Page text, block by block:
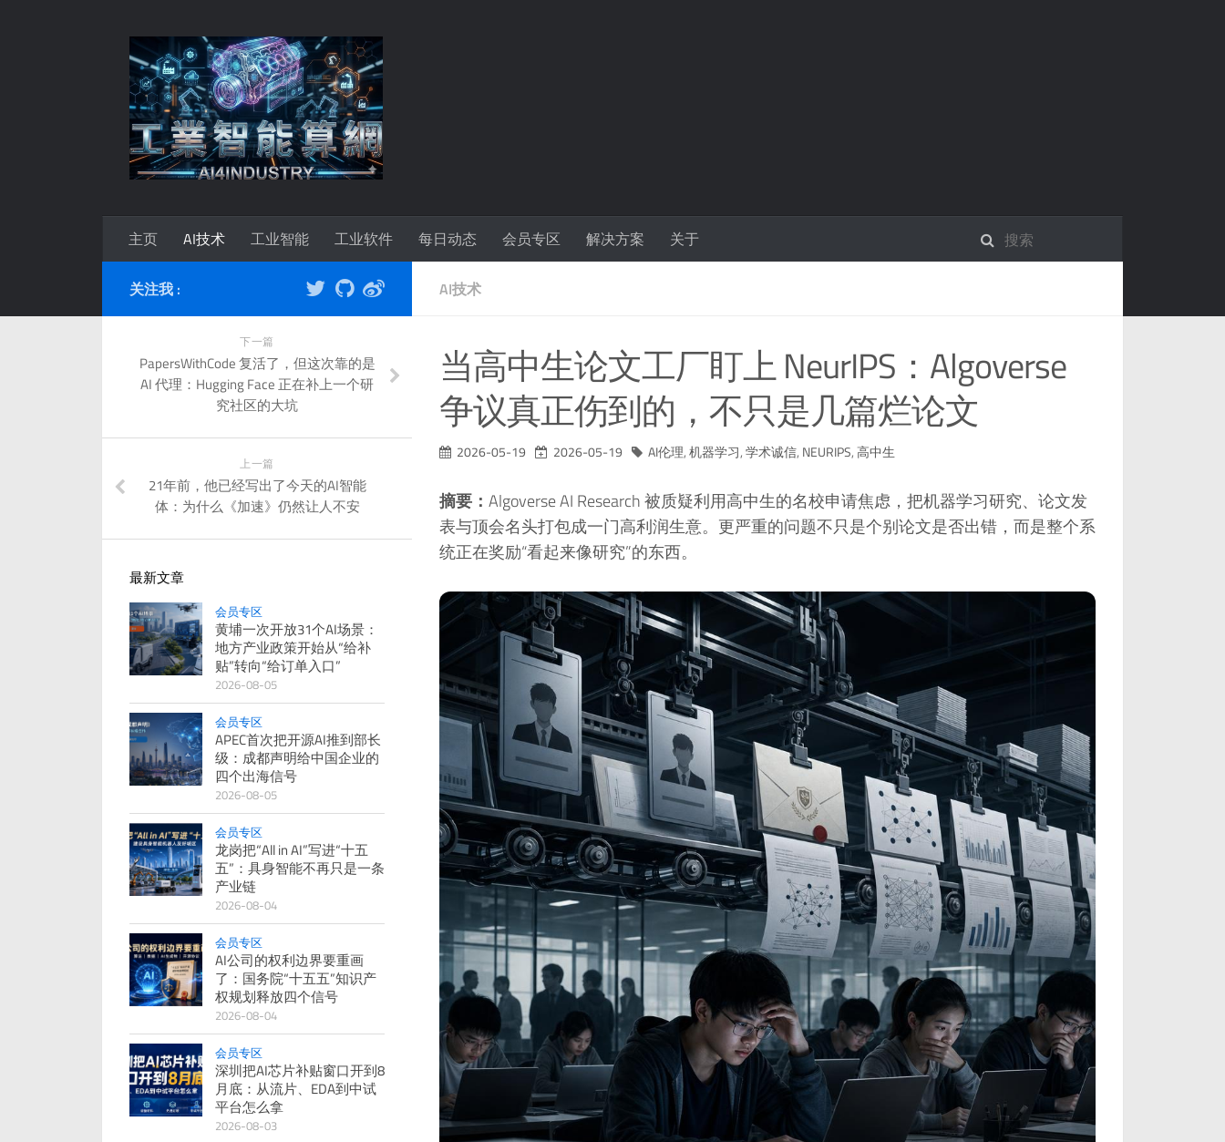
主页 AI技术 工业智能 工业软件 每日动态 会员专区 解决方案 关于
AI技术
当高中生论文工厂盯上 NeurIPS：Algoverse
争议真正伤到的，不只是几篇烂论文
2026-05-19 2026-05-19 AI伦理,机器学习,学术诚信, NEURIPS,高中生
摘要： Algoverse AI Research 被质疑利用高中生的名校申请焦虑，把机器学习研究、论文发
表与顶会名头打包成一门高利润生意。更严重的问题不只是个别论文是否出错，而是整个系
统正在奖励“看起来像研究”的东西。
关注我 :
下一篇
PapersWithCode 复活了，但这次靠的是
AI 代理：Hugging Face 正在补上一个研
究社区的大坑
上一篇
21年前，他已经写出了今天的AI智能
体：为什么《加速》仍然让人不安
最新文章
会员专区
黄埔一次开放31个AI场景：
地方产业政策开始从“给补
贴”转向“给订单入口”
2026-08-05
会员专区
APEC首次把开源AI推到部长
级：成都声明给中国企业的
四个出海信号
2026-08-05
会员专区
龙岗把“All in AI”写进“十五
五”：具身智能不再只是一条
产业链
2026-08-04
会员专区
AI公司的权利边界要重画
了：国务院“十五五”知识产
权规划释放四个信号
2026-08-04
会员专区
深圳把AI芯片补贴窗口开到8
月底：从流片、EDA到中试
平台怎么拿
2026-08-03